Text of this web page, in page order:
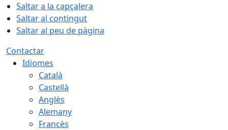
Saltar a la capçalera
Saltar al contingut
Saltar al peu de pàgina
Contactar
Idiomes
Català
Castellà
Anglès
Alemany
Francès